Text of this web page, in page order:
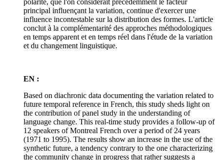
polarité, que l'on considérait précédemment le facteur
principal influençant la variation, continue d'exercer une
influence incontestable sur la distribution des formes. L'article
conclut à la complémentarité des approches méthodologiques
en temps apparent et en temps réel dans l'étude de la variation
et du changement linguistique.
EN :
Based on diachronic data documenting the variation related to
future temporal reference in French, this study sheds light on
the contribution of panel study in the understanding of
language change. This real-time study provides a follow-up of
12 speakers of Montreal French over a period of 24 years
(1971 to 1995). The results show an increase in the use of the
synthetic future, a tendency contrary to the one characterizing
the community change in progress that rather suggests a